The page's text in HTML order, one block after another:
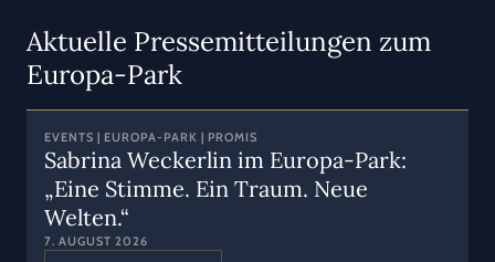
Aktuelle Pressemitteilungen zum
Europa-Park
EVENTS | EUROPA-PARK | PROMIS
Sabrina Weckerlin im Europa-Park:
„Eine Stimme. Ein Traum. Neue
Welten.“
7. AUGUST 2026